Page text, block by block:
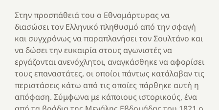
Στην προσπάθειά του ο Εθνομάρτυρας να
διασώσει τον Ελληνικό πληθυσμό από την σφαγή
και συγχρόνως να παραπλανήσει τον Σουλτάνο και
να δώσει την ευκαιρία στους αγωνιστές να
εργάζονται ανενόχλητοι, αναγκάσθηκε να αφορίσει
τους επαναστάτες, οι οποίοι πάντως κατάλαβαν τις
περιστάσεις κάτω από τις οποίες πάρθηκε αυτή η
απόφαση. Σύμφωνα με κάποιους ιστορικούς, ένα